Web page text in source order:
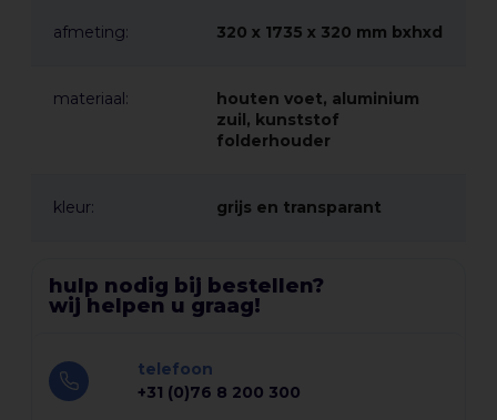
en handleidingen
marketingmateriaal naar een hoger niveau. Bestel vandaag nog
en maak een professionele indruk!
afmeting: 320 x 1735 x 320 mm bxhxd
materiaal:
houten voet, aluminium
zuil, kunststof
folderhouder
kleur: grijs en transparant
hulp nodig bij bestellen?
wij helpen u graag!
telefoon
+31 (0)76 8 200 300